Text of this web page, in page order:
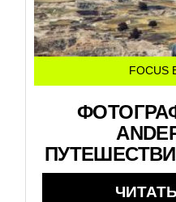
FOCUS